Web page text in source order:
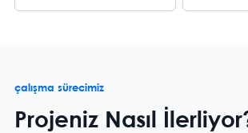
çalışma sürecimiz
Projeniz Nasıl